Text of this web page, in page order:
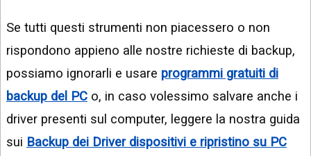
Se tutti questi strumenti non piacessero o non
rispondono appieno alle nostre richieste di backup,
possiamo ignorarli e usare programmi gratuiti di
backup del PC o, in caso volessimo salvare anche i
driver presenti sul computer, leggere la nostra guida
sui Backup dei Driver dispositivi e ripristino su PC